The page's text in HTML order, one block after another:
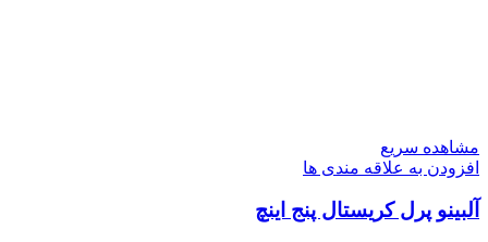
مشاهده سریع
افزودن به علاقه مندی ها
آلبینو پرل کریستال پنج اینچ